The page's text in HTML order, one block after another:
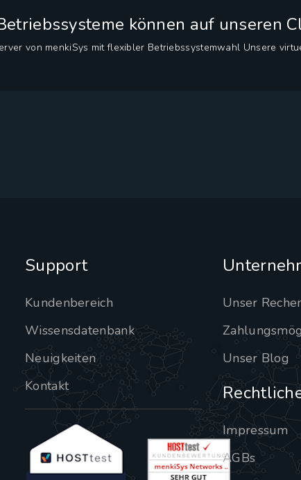
können auf unseren
von menkiSys mit flexibler Betriebssystemwahl Unsere
Support
Kundenbereich
Wissensdatenbank
Neuigkeiten
Kontakt
Unser
Unser Blog
Impressum
AGBs